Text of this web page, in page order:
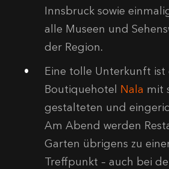
Innsbruck sowie
alle Museen und
der Region.
Eine tolle Unterkunft ist
Boutiquehotel Nala mit
gestalteten und
Am Abend werden
Garten übrigens zu
Treffpunkt – auch bei